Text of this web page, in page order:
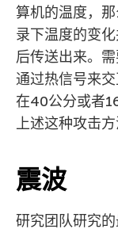
算机的温度，
录下温度的变
后传送出来。
通过热信号来
在40公分或者
上述这种攻击方
震波
研究团队研究